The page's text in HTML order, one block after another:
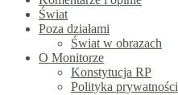
Świat
Poza działami
Świat w obrazach
O Monitorze
Konstytucja RP
Polityka prywatności